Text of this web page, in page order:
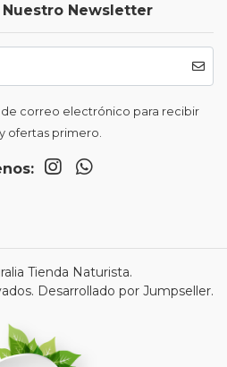
Newsletter
de correo electrónico para recibir
ofertas primero.
Tienda Naturista.
Desarrollado por Jumpseller.